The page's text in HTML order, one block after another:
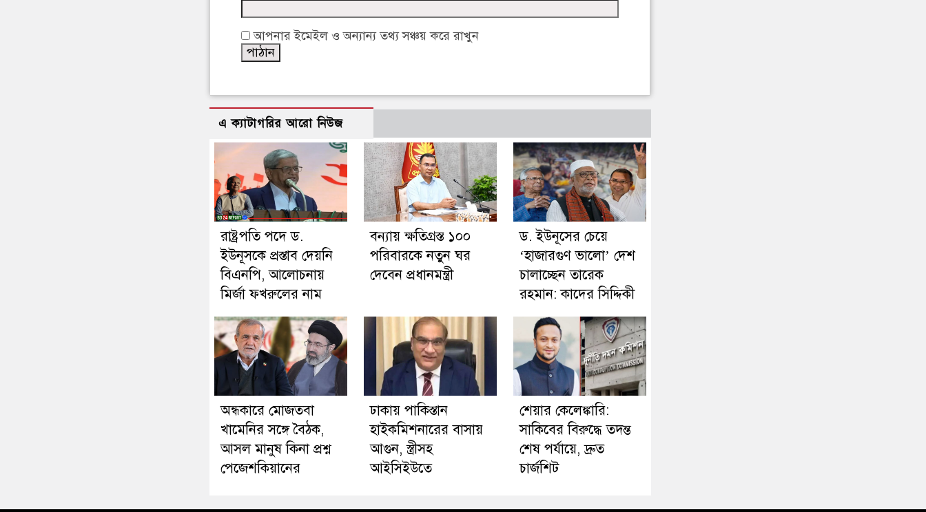
আপনার ইমেইল ও অন্যান্য তথ্য সঞ্চয় করে রাখুন
এ ক্যাটাগরির আরো নিউজ
রাষ্ট্রপতি পদে ড.
ইউনূসকে প্রস্তাব দেয়নি
বিএনপি, আলোচনায়
মির্জা ফখরুলের নাম
বন্যায় ক্ষতিগ্রস্ত ১০০
পরিবারকে নতুন ঘর
দেবেন প্রধানমন্ত্রী
ড. ইউনূসের চেয়ে
‘হাজারগুণ ভালো’ দেশ
চালাচ্ছেন তারেক
রহমান: কাদের সিদ্দিকী
অন্ধকারে মোজতবা
খামেনির সঙ্গে বৈঠক,
আসল মানুষ কিনা প্রশ্ন
পেজেশকিয়ানের
ঢাকায় পাকিস্তান
হাইকমিশনারের বাসায়
আগুন, স্ত্রীসহ
আইসিইউতে
শেয়ার কেলেঙ্কারি:
সাকিবের বিরুদ্ধে তদন্ত
শেষ পর্যায়ে, দ্রুত
চার্জশিট